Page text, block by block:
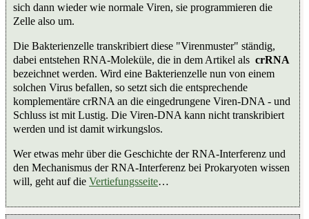
sich dann wieder wie normale Viren, sie programmieren die
Zelle also um.
Die Bakterienzelle transkribiert diese "Virenmuster" ständig,
dabei entstehen RNA-Moleküle, die in dem Artikel als crRNA
bezeichnet werden. Wird eine Bakterienzelle nun von einem
solchen Virus befallen, so setzt sich die entsprechende
komplementäre crRNA an die eingedrungene Viren-DNA - und
Schluss ist mit Lustig. Die Viren-DNA kann nicht transkribiert
werden und ist damit wirkungslos.
Wer etwas mehr über die Geschichte der RNA-Interferenz und
den Mechanismus der RNA-Interferenz bei Prokaryoten wissen
will, geht auf die Vertiefungsseite…